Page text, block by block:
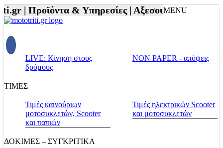
|Προϊόντα & Υπηρεσίες |Αξεσουάρ Αναβάτη
MENU
LIVE: Κίνηση στους
δρόμους
NON PAPER - απόψεις
ΤΙΜΕΣ
Τιμές καινούριων
μοτοσυκλετών, Scooter
και παπιών
Τιμές ηλεκτρικών Scooter
και μοτοσυκλετών
ΔΟΚΙΜΕΣ – ΣΥΓΚΡΙΤΙΚΑ